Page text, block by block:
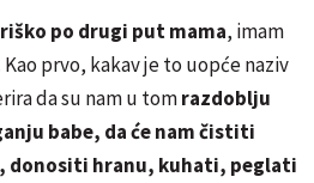
po drugi put mama, imam
prvo, kakav je to uopće naziv
da su nam u tomrazdoblju
babe, da će nam čistiti
donositi hranu, kuhati, peglati